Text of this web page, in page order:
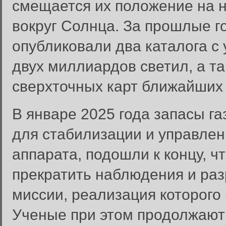
смещается их положение на
вокруг Солнца. За прошлые
опубликовали два каталога
двух миллиардов светил, а
сверхточных карт
В январе 2025 года запасы
для стабилизации и
аппарата, подошли к концу,
прекратить наблюдения и
миссии, реализация
Ученые при этом